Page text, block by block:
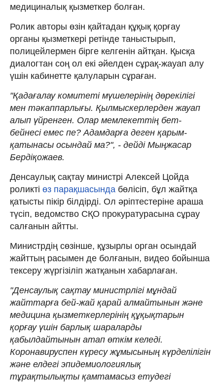
медициналық қызметкер болған.
Ролик авторы өзін қайтадан құқық қорғау
органы қызметкері ретінде таныстырып,
полицейлермен бірге келгенін айтқан. Қысқа
диалогтан соң ол екі әйелден сұрақ-жауап алу
үшін кабинетте қалуларын сұраған.
"Қадағалау комитеті мүшелерінің дөрекілігі
мен тәкаппарлығы. Қылмыскерлерден жауап
алып үйренген. Олар мемлекеттің бет-
бейнесі емес пе? Адамдарға деген қарым-
қатынасы осындай ма?", - дейді Мыңжасар
Бердіқожаев.
Денсаулық сақтау министрі Алексей Цойда
роликті өз парақшасында бөлісіп, бұл жайтқа
қатысты пікір білдірді. Ол әріптестеріне араша
түсіп, ведомство СҚО прокуратурасына сұрау
салғанын айтты.
Министрдің сөзінше, құзырлы орган осындай
жайттың расымен де болғанын, видео бойынша
тексеру жүргізіліп жатқанын хабарлаған.
"Денсаулық сақтау министрлігі мұндай
жайттарға бей-жай қарай алмайтынын және
медицина қызметкерлерінің құқықтарын
қорғау үшін барлық шараларды
қабылдайтынын атап өткім келеді.
Коронавируспен күресу жұмысының күрделілігін
және елдегі эпидемиологиялық
тұрақтылықты қамтамасыз етудегі